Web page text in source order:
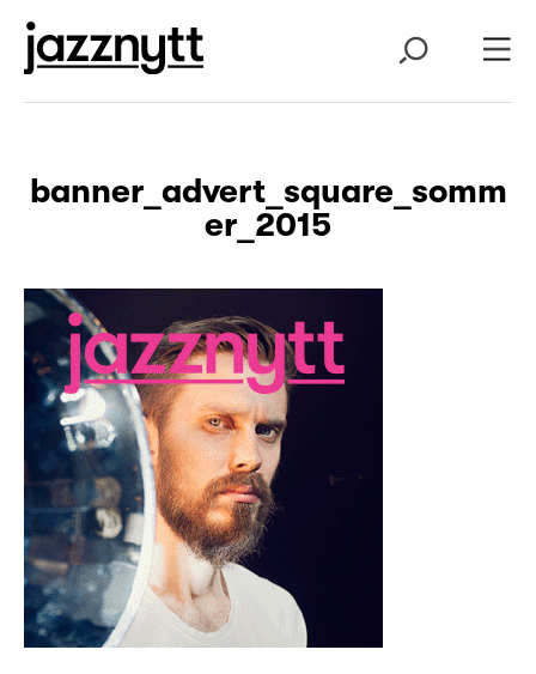
banner_advert_square_somm
er_2015